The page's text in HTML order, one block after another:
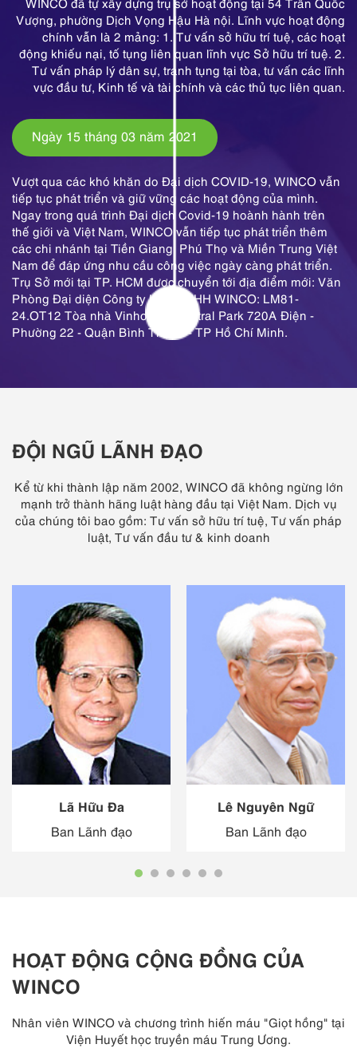
Vượng, phường Dịch Vọng Hậu Hà nội. Lĩnh vực hoạt động
chính vẫn là 2 mảng: 1. Tư vấn sở hữu trí tuệ, các hoạt
động khiếu nại, tố tụng liên quan lĩnh vực Sở hữu trí tuệ. 2.
Tư vấn pháp lý dân sự, tranh tụng tại tòa, tư vấn các lĩnh
vực đầu tư, Kinh tế và tài chính và các thủ tục liên quan.
Ngày 15 tháng 03 năm 2021
Vượt qua các khó khăn do Đại dịch COVID-19, WINCO vẫn
tiếp tục phát triển và giữ vững các hoạt động của mình.
Ngay trong quá trình Đại dịch Covid-19 hoành hành trên
thế giới và Việt Nam, WINCO vẫn tiếp tục phát triển thêm
các chi nhánh tại Tiền Giang, Phú Thọ và Miền Trung Việt
Nam để đáp ứng nhu cầu công việc ngày càng phát triển.
Trụ Sở mới tại TP. HCM được chuyển tới địa điểm mới: Văn
Phòng Đại diện Công ty Luật TNHH WINCO: LM81-
24.OT12 Tòa nhà Vinhomes Central Park 720A Điện -
Phường 22 - Quận Bình Thạnh - TP Hồ Chí Minh.
ĐỘI NGŨ LÃNH ĐẠO
Kể từ khi thành lập năm 2002, WINCO đã không ngừng lớn
mạnh trở thành hãng luật hàng đầu tại Việt Nam. Dịch vụ
của chúng tôi bao gồm: Tư vấn sở hữu trí tuệ, Tư vấn pháp
luật, Tư vấn đầu tư & kinh doanh
Lã Hữu Đa
Ban Lãnh đạo
Lê Nguyên Ngữ
Ban Lãnh đạo
HOẠT ĐỘNG CỘNG ĐỒNG CỦA
WINCO
Nhân viên WINCO và chương trình hiến máu "Giọt hồng" tại
Viện Huyết học truyền máu Trung Ương.